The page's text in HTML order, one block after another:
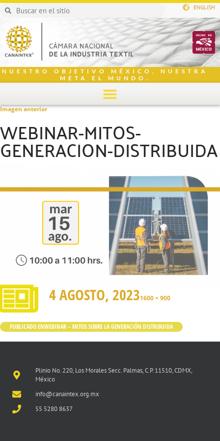
ENGLISH
NUESTRO OBJETIVO MÉXICO, NUESTRA
META EL MUNDO.
Imagen anterior
WEBINAR-MITOS-
GENERACION-DISTRIBUIDA
4 AGOSTO, 20231600 × 900
PUBLICADO ENWEBINAR – MITOS SOBRE LA GENERACIÓN DISTRIBUIDA
Plinio No. 220, Los Morales Secc. Palmas, C.P. 11510, CDMX,
México
info@canaintex.org.mx
55 5280 8637